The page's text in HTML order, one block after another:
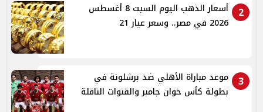
2
أسعار الذهب اليوم السبت 8 أغسطس
2026 في مصر.. وسعر عيار 21
3
موعد مباراة الأهلي ضد برشلونة في
بطولة كأس خوان جامبر والقنوات الناقلة